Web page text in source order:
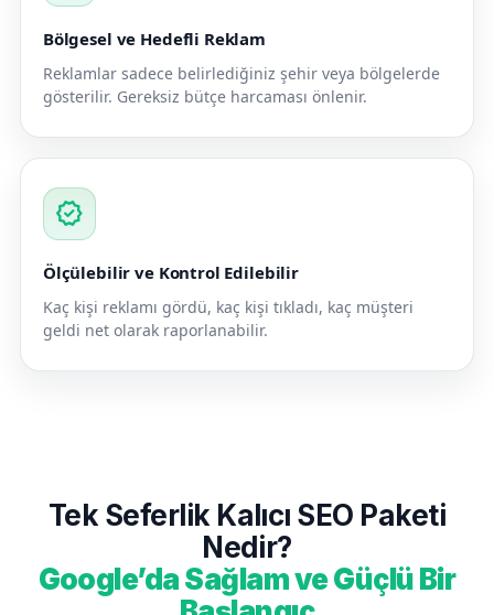
Bölgesel ve Hedefli Reklam
Reklamlar sadece belirlediğiniz şehir veya bölgelerde
gösterilir. Gereksiz bütçe harcaması önlenir.
verified
Ölçülebilir ve Kontrol Edilebilir
Kaç kişi reklamı gördü, kaç kişi tıkladı, kaç müşteri
geldi net olarak raporlanabilir.
Tek Seferlik Kalıcı SEO Paketi
Nedir?
Google’da Sağlam ve Güçlü Bir